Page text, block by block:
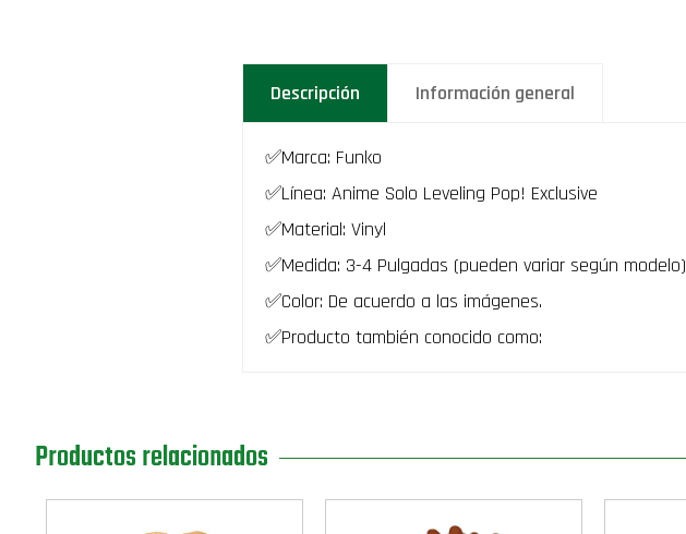
Descripción Información general
✅Marca: Funko
✅Línea: Anime Solo Leveling Pop! Exclusive
✅Material: Vinyl
✅Medida: 3-4 Pulgadas (pueden variar según modelo)
✅Color: De acuerdo a las imágenes.
✅Producto también conocido como:
Productos relacionados